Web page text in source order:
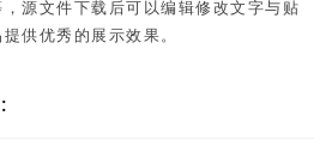
源文件下载后可以编辑修改文字与贴
供优秀的展示效果。